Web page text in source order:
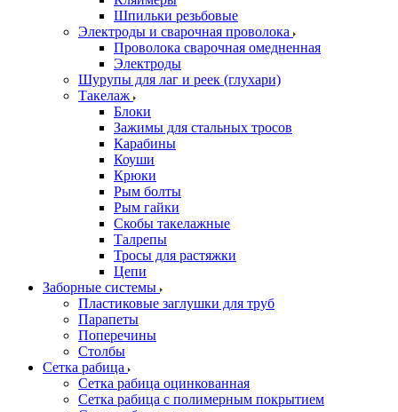
Шпильки резьбовые
Электроды и сварочная проволока
Проволока сварочная омедненная
Электроды
Шурупы для лаг и реек (глухари)
Такелаж
Блоки
Зажимы для стальных тросов
Карабины
Коуши
Крюки
Рым болты
Рым гайки
Скобы такелажные
Талрепы
Тросы для растяжки
Цепи
Заборные системы
Пластиковые заглушки для труб
Парапеты
Поперечины
Столбы
Сетка рабица
Сетка рабица оцинкованная
Сетка рабица с полимерным покрытием